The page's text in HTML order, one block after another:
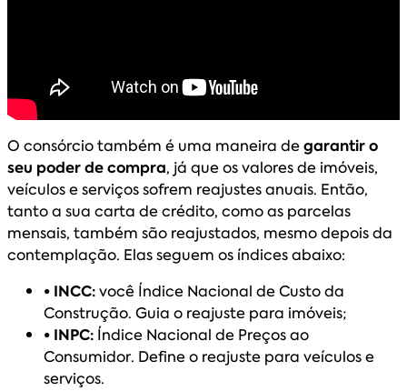
O consórcio também é uma maneira degarantir o
seu poder de compra, já que os valores de imóveis,
veículos e serviços sofrem reajustes anuais. Então,
tanto a sua carta de crédito, como as parcelas
mensais, também são reajustados, mesmo depois da
contemplação. Elas seguem os índices abaixo:
• INCC:você Índice Nacional de Custo da
Construção. Guia o reajuste para imóveis;
• INPC: Índice Nacional de Preços ao
Consumidor. Define o reajuste para veículos e
serviços.